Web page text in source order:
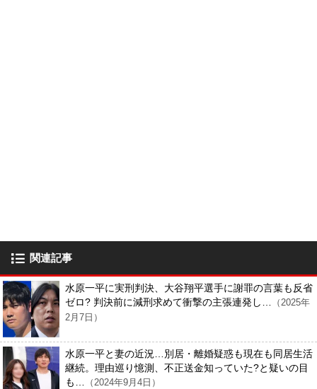
関連記事
水原一平に実刑判決、大谷翔平選手に謝罪の言葉も反省
ゼロ? 判決前に減刑求めて衝撃の主張連発し… （2025年
2月7日）
水原一平と妻の近況…別居・離婚疑惑も現在も同居生活
継続。理由巡り憶測、不正送金知っていた?と疑いの目
も… （2024年9月4日）